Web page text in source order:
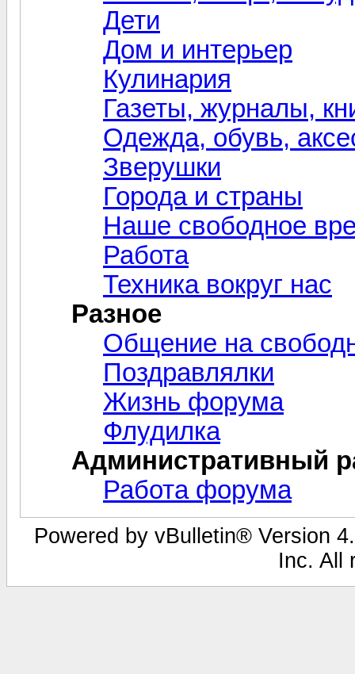
Дети
Дом и интерьер
Кулинария
Газеты, журналы,
Одежда, обувь,
Зверушки
Города и страны
Наше свободное
Работа
Техника вокруг нас
Разное
Общение на
Поздравлялки
Жизнь форума
Флудилка
Административный
Работа форума
Powered by vBulletin® Version
Inc. All